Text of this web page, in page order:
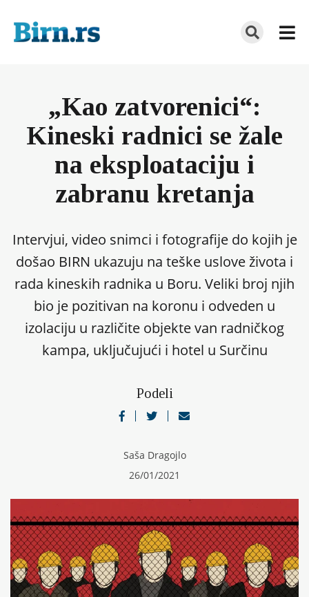
„Kao zatvorenici“:
Kineski radnici se žale
na eksploataciju i
zabranu kretanja
Intervjui, video snimci i fotografije do kojih je
došao BIRN ukazuju na teške uslove života i
rada kineskih radnika u Boru. Veliki broj njih
bio je pozitivan na koronu i odveden u
izolaciju u različite objekte van radničkog
kampa, uključujući i hotel u Surčinu
Podeli
Saša Dragojlo
26/01/2021